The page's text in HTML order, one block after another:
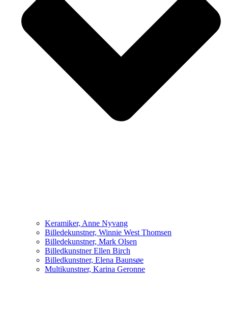
Keramiker, Anne Nyvang
Billedekunstner, Winnie West Thomsen
Billedekunstner, Mark Olsen
Billedkunstner Ellen Birch
Billedkunstner, Elena Baunsøe
Multikunstner, Karina Geronne